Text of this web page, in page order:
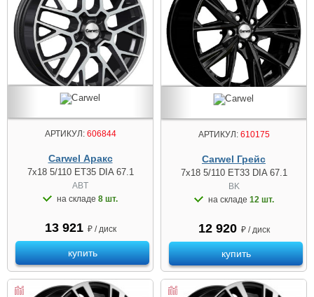
АРТИКУЛ:606844
Carwel Аракс
7x18 5/110 ET35 DIA 67.1
ABT
на складе 8 шт.
13 921 ₽ / диск
купить
АРТИКУЛ:610175
Carwel Грейс
7x18 5/110 ET33 DIA 67.1
BK
на складе 12 шт.
12 920 ₽ / диск
купить